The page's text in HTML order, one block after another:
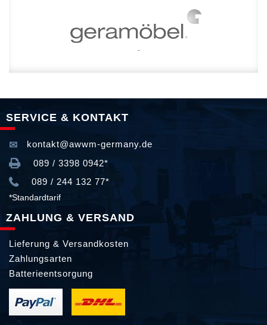
SERVICE & KONTAKT
kontakt@awwm-germany.de
089 / 3398 0942*
089 / 244 132 77*
*Standardtarif
ZAHLUNG & VERSAND
Lieferung & Versandkosten
Zahlungsarten
Batterieentsorgung